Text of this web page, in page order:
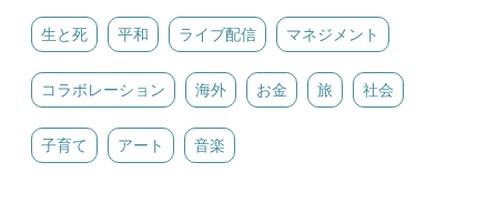
生と死 平和 ライブ配信 マネジメント
コラボレーション 海外 お金 旅 社会
子育て アート 音楽